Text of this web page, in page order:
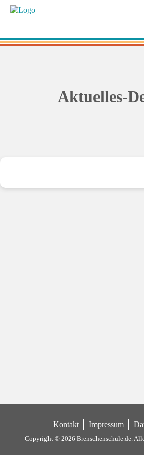
Aktuelles-
Copyright © 2026 Brenschenschule.de.
Kontakt Impressum